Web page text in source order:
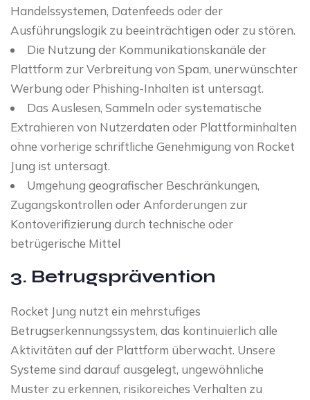
Handelssystemen, Datenfeeds oder der
Ausführungslogik zu beeinträchtigen oder zu stören.
Die Nutzung der Kommunikationskanäle der
Plattform zur Verbreitung von Spam, unerwünschter
Werbung oder Phishing-Inhalten ist untersagt.
Das Auslesen, Sammeln oder systematische
Extrahieren von Nutzerdaten oder Plattforminhalten
ohne vorherige schriftliche Genehmigung von Rocket
Jung ist untersagt.
Umgehung geografischer Beschränkungen,
Zugangskontrollen oder Anforderungen zur
Kontoverifizierung durch technische oder
betrügerische Mittel
3. Betrugsprävention
Rocket Jung nutzt ein mehrstufiges
Betrugserkennungssystem, das kontinuierlich alle
Aktivitäten auf der Plattform überwacht. Unsere
Systeme sind darauf ausgelegt, ungewöhnliche
Muster zu erkennen, risikoreiches Verhalten zu